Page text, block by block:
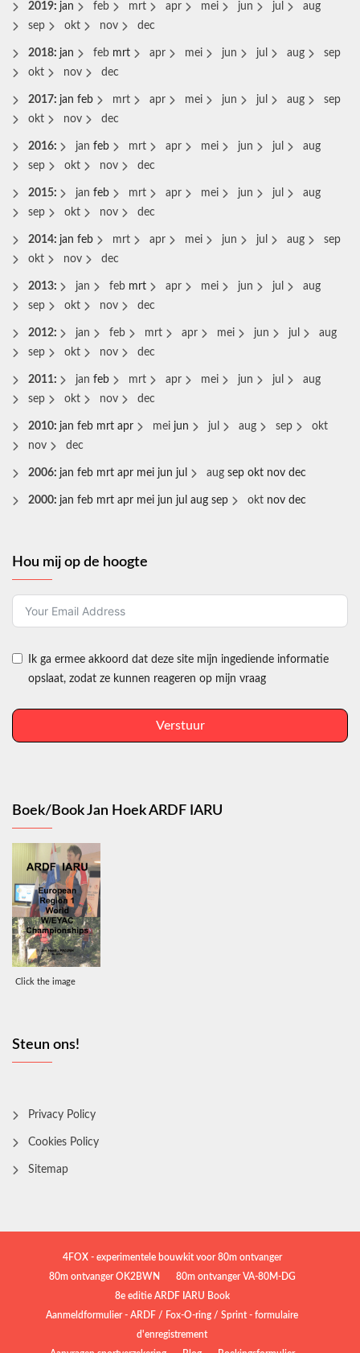
2019: jan feb mrt apr mei jun jul
aug
sep
okt nov dec
2018: jan feb mrt apr mei jun jul aug
sep
okt
nov dec
2017: jan feb mrt apr mei jun jul aug
sep
okt
nov dec
2016: jan feb mrt apr mei jun jul
aug
sep
okt nov dec
2015: jan feb mrt apr mei jun jul
aug
sep
okt nov dec
2014: jan feb mrt apr mei jun jul aug
sep
okt
nov dec
2013: jan feb mrt apr mei jun jul
aug
sep
okt nov dec
2012: jan feb mrt apr mei jun jul
aug
sep
okt nov dec
2011: jan feb mrt apr mei jun jul
aug
sep
okt nov dec
2010: jan feb mrt apr mei jun jul aug sep
okt
nov
dec
2006: jan feb mrt apr mei jun jul aug sep okt nov dec
2000: jan feb mrt apr mei jun jul aug sep okt nov dec
Hou mij op de hoogte
Ik ga ermee akkoord dat deze site mijn ingediende informatie
opslaat, zodat ze kunnen reageren op mijn vraag
Verstuur
Boek/Book Jan Hoek ARDF IARU
Click the image
Steun ons!
Privacy Policy
Cookies Policy
Sitemap
4FOX - experimentele bouwkit voor 80m ontvanger
80m ontvanger OK2BWN
80m ontvanger VA-80M-DG
8e editie ARDF IARU Book
Aanmeldformulier - ARDF / Fox-O-ring / Sprint - formulaire
d'enregistrement